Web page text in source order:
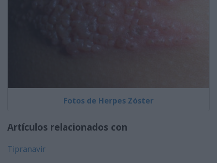
Fotos de Herpes Zóster
Artículos relacionados con
Tipranavir